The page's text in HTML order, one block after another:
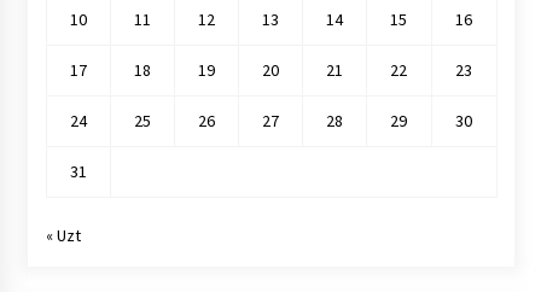
10 11 12 13 14 15 16
17 18 19 20 21 22 23
24 25 26 27 28 29 30
31
« Uzt